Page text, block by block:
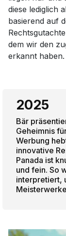
diese lediglich
basierend auf
dem wir den
erkannt haben.
2025
Bär
Geheimnis
Werbung
innovative
Panada ist
und fein. So
interpretiert,